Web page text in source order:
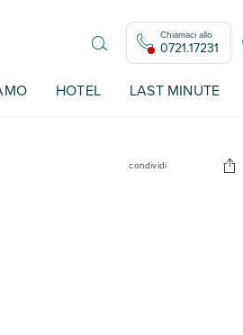
Chiamaci allo
0721.17231
HOTEL LAST MINUTE
condividi